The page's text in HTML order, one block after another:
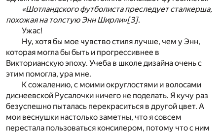
«Шотландского футболиста преследует сталкерша,
похожая на толстую Энн Ширли»[3].
Ужас!
Ну, хотя бы мое чувство стиля лучше, чем у Энн,
которая могла бы быть и прогрессивнее в
Викторианскую эпоху. Учеба в школе дизайна очень с
этим помогла, ура мне.
К сожалению, с моими округлостями и волосами
диснеевской Русалочки ничего не поделать. Я кучу раз
безуспешно пыталась перекраситься в другой цвет. А
мои веснушки настолько заметны, что я совсем
перестала пользоваться консилером, потому что с ним